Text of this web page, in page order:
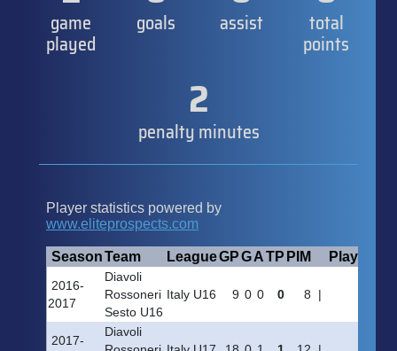
game
played
goals assist total
points
2
penalty minutes